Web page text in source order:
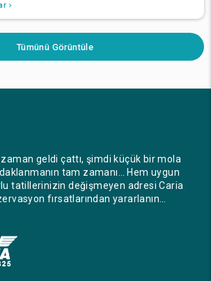
Tümünü Görüntüle
geldi çattı, şimdi küçük bir mola
tam zamanı… Hem uygun
tatillerinizin değişmeyen adresi Caria
fırsatlarından yararlanın…